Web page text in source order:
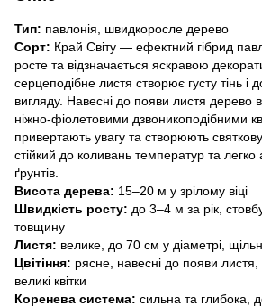
Тип: павлонія, швидкоросле дерево
Сорт: Край Світу — ефектний гібрид
росте та відзначається яскравою
серцеподібне листя створює густу тінь і
вигляду. Навесні до появи листя дерево
ніжно-фіолетовими дзвоникоподібними
привертають увагу та створюють
стійкий до коливань температур та легко
ґрунтів.
Висота дерева: 15–20 м у зрілому віці
Швидкість росту: до 3–4 м за рік,
товщину
Листя: велике, до 70 см у діаметрі,
Цвітіння: рясне, навесні до появи листя,
великі квітки
Коренева система: сильна та глибока,